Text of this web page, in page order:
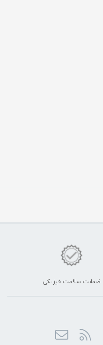
ضمانت سلامت فیزیکی